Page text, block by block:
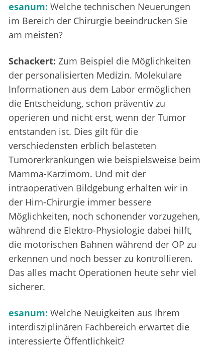
esanum: Welche technischen Neuerungen
im Bereich der Chirurgie beeindrucken Sie
am meisten?
Schackert: Zum Beispiel die Möglichkeiten
der personalisierten Medizin. Molekulare
Informationen aus dem Labor ermöglichen
die Entscheidung, schon präventiv zu
operieren und nicht erst, wenn der Tumor
entstanden ist. Dies gilt für die
verschiedensten erblich belasteten
Tumorerkrankungen wie beispielsweise beim
Mamma-Karzimom. Und mit der
intraoperativen Bildgebung erhalten wir in
der Hirn-Chirurgie immer bessere
Möglichkeiten, noch schonender vorzugehen,
während die Elektro-Physiologie dabei hilft,
die motorischen Bahnen während der OP zu
erkennen und noch besser zu kontrollieren.
Das alles macht Operationen heute sehr viel
sicherer.
esanum: Welche Neuigkeiten aus Ihrem
interdisziplinären Fachbereich erwartet die
interessierte Öffentlichkeit?